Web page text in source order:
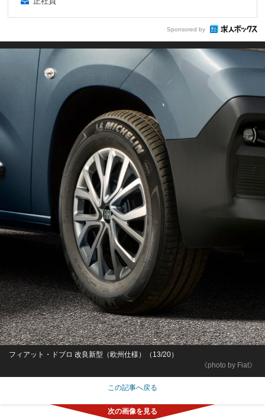
Sponsored by
《photo by Fiat》
フィアット・ドブロ 改良新型（欧州仕様）（13/20）
この記事へ戻る